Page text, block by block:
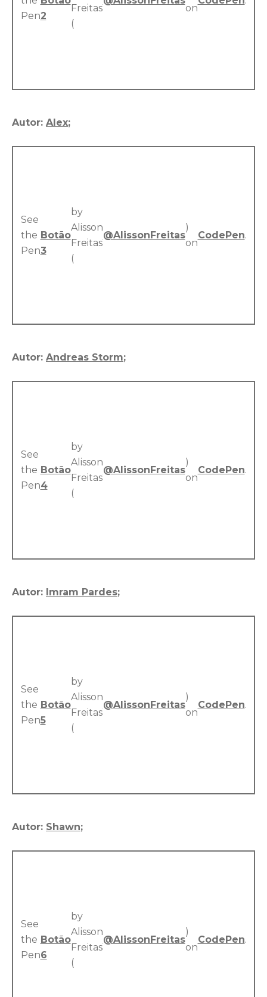
Pen2
Freitas
(
on
Autor: Alex;
See
the
Pen
Botão
3
by
Alisson
Freitas
(
@AlissonFreitas
)
on
CodePen.
Autor: Andreas Storm;
See
the
Pen
Botão
4
by
Alisson
Freitas
(
@AlissonFreitas
)
on
CodePen.
Autor: Imram Pardes;
See
the
Pen
Botão
5
by
Alisson
Freitas
(
@AlissonFreitas
)
on
CodePen.
Autor: Shawn;
See
the
Pen
Botão
6
by
Alisson
Freitas
(
@AlissonFreitas
)
on
CodePen.